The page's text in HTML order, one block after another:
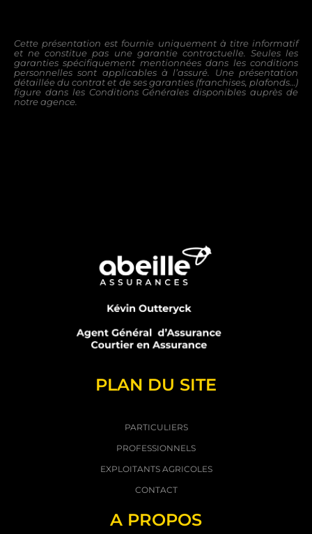
Cette présentation est fournie uniquement à titre informatif
et ne constitue pas une garantie contractuelle. Seules les
garantiesspécifiquement mentionnées dans les conditions
personnelles sont applicables à l’assuré. Une présentation
détaillée du contrat et de ses garanties (franchises, plafonds…)
figure dans les Conditions Générales disponiblesauprès de
notre agence.
PLAN DU SITE
PARTICULIERS
PROFESSIONNELS
EXPLOITANTS AGRICOLES
CONTACT
A PROPOS